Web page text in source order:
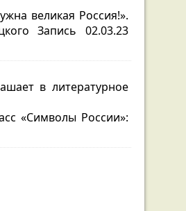
великая Россия!».
Запись 02.03.23
в литературное
«Символы России»: